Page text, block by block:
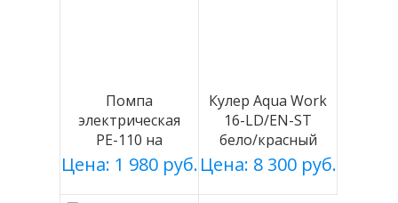
Помпа
электрическая
PE-110 на
батарейках
Цена: 1 980 руб.
Кулер Aqua Work
16-LD/EN-ST
бело/красный
Цена: 8 300 руб.